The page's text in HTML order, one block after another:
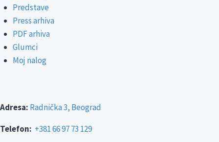
Predstave
Press arhiva
PDF arhiva
Glumci
Moj nalog
Adresa: Radnička 3, Beograd
Telefon: +381 66 97 73 129